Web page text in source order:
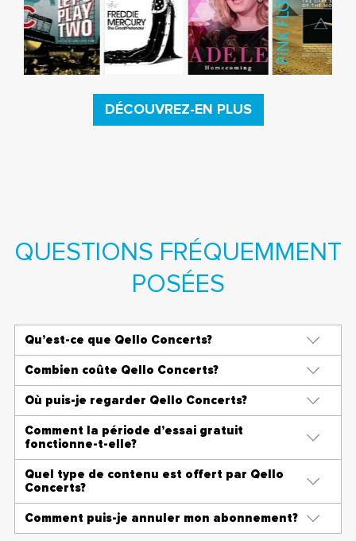
DÉCOUVREZ-EN PLUS
QUESTIONS FRÉQUEMMENT
POSÉES
Qu’est-ce que Qello Concerts?
Combien coûte Qello Concerts?
Où puis-je regarder Qello Concerts?
Comment la période d’essai gratuit
fonctionne-t-elle?
Quel type de contenu est offert par Qello
Concerts?
Comment puis-je annuler mon abonnement?